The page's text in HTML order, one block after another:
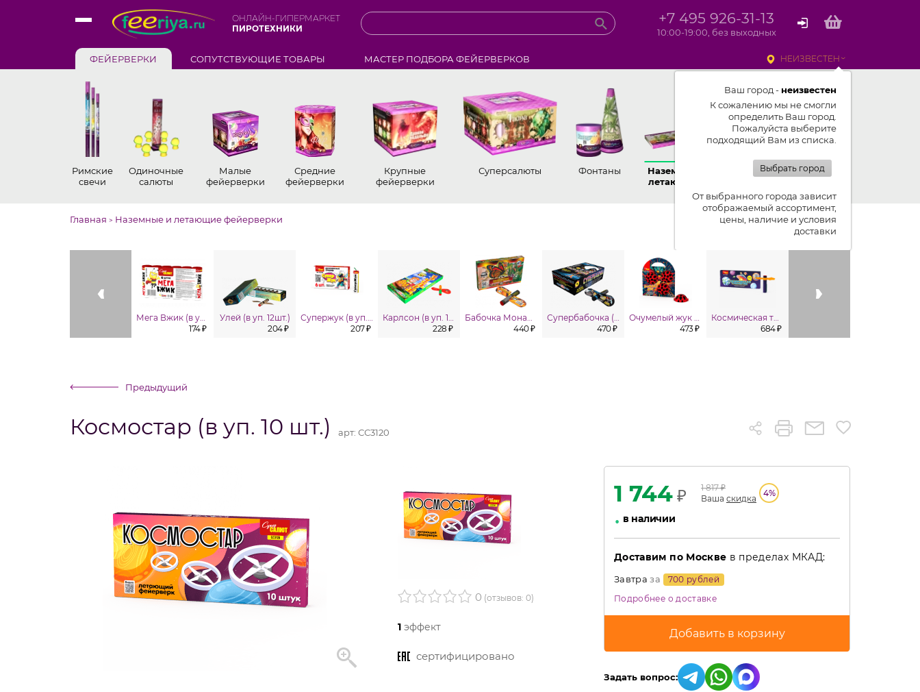
ОНЛАЙН-ГИПЕРМАРКЕТ
ПИРОТЕХНИКИ
+7 495 926-31-13
10:00-19:00, без выходных
ФЕЙЕРВЕРКИ СОПУТСТВУЮЩИЕ ТОВАРЫ МАСТЕР ПОДБОРА ФЕЙЕРВЕРКОВ НЕИЗВЕСТЕН
Ваш город - неизвестен
К сожалению мы не смогли
определить Ваш город.
Пожалуйста выберите
подходящий Вам из списка.
Выбрать город
От выбранного города зависит
отображаемый ассортимент,
цены, наличие и условия
доставки
Римские
свечи
Одиночные
салюты
Малые
фейерверки
Средние
фейерверки
Крупные
фейерверки
Суперсалюты Фонтаны
Наземные,
летающие
Петарды
Главная > Наземные и летающие фейерверки Показывать ленту изделий
Мега Вжик (в уп. 6 шт.)
174 ₽
Улей (в уп. 12шт.)
204 ₽
Супержук (в уп. 6 шт.)
207 ₽
Карлсон (в уп. 12шт.)
228 ₽
Бабочка Монарх (в упаковке 3 шт.)
440 ₽
Супербабочка (в уп. 3шт.)
470 ₽
Очумелый жук (в уп. 3 шт.)
473 ₽
Космическая трилогия
684 ₽
Предыдущий
Космостар (в уп. 10 шт.) арт: СС3120
0 (отзывов: 0)
1 эффект
сертифицировано
1 744 ₽ 1 817₽
Ваша скидка
4%
• в наличии
Доставим по Москве в пределах МКАД:
Завтраза
700 рублей
Подробнее о доставке
Задать вопрос: